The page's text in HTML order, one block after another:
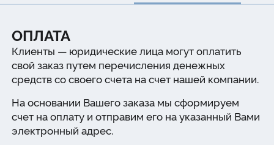
ОПЛАТА
Клиенты — юридические лица могут оплатить
свой заказ путем перечисления денежных
средств со своего счета на счет нашей компании.
На основании Вашего заказа мы сформируем
счет на оплату и отправим его на указанный Вами
электронный адрес.